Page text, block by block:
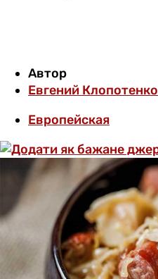
Автор
Евгений Клопотенко
Европейская